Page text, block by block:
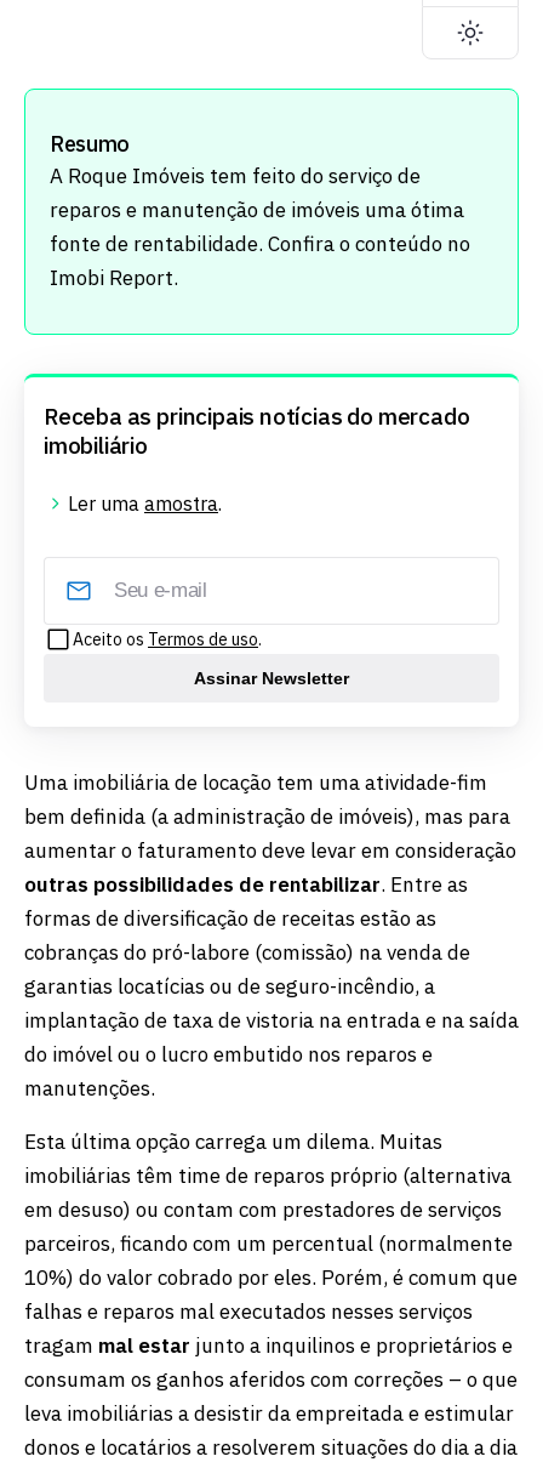
Resumo
A Roque Imóveis tem feito do serviço de
reparos e manutenção de imóveis uma ótima
fonte de rentabilidade. Confira o conteúdo no
Imobi Report.
Receba as principais notícias do mercado
imobiliário
Ler uma amostra.
Aceito os Termos de uso.
Assinar Newsletter
Uma imobiliária de locação tem uma atividade-fim
bem definida (a administração de imóveis), mas para
aumentar o faturamento deve levar em consideração
outras possibilidades de rentabilizar. Entre as
formas de diversificação de receitas estão as
cobranças do pró-labore (comissão) na venda de
garantias locatícias ou de seguro-incêndio, a
implantação de taxa de vistoria na entrada e na saída
do imóvel ou o lucro embutido nos reparos e
manutenções.
Esta última opção carrega um dilema. Muitas
imobiliárias têm time de reparos próprio (alternativa
em desuso) ou contam com prestadores de serviços
parceiros, ficando com um percentual (normalmente
10%) do valor cobrado por eles. Porém, é comum que
falhas e reparos mal executados nesses serviços
tragam mal estar junto a inquilinos e proprietários e
consumam os ganhos aferidos com correções – o que
leva imobiliárias a desistir da empreitada e estimular
donos e locatários a resolverem situações do dia a dia